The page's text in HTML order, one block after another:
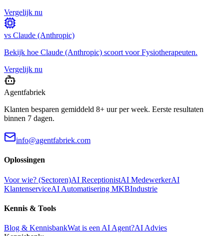
Vergelijk nu
vs Claude (Anthropic)
Bekijk hoe Claude (Anthropic) scoort voorFysiotherapeuten.
Vergelijk nu
Agentfabriek
Klanten besparen gemiddeld 8+ uur per week. Eerste resultaten
binnen 7 dagen.
info@agentfabriek.com
Oplossingen
Voor wie? (Sectoren)AI ReceptionistAI MedewerkerAI
KlantenserviceAI Automatisering MKBIndustrie
Kennis & Tools
Blog & KennisbankWat is een AI Agent?AI Advies